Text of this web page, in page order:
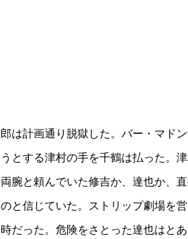
は計画通り脱獄した。バー・マド
とする津村の手を千鶴は払った。
腕と頼んでいた修吉か、達也か、
と信じていた。ストリップ劇場を
だった。危険をさとった達也はと